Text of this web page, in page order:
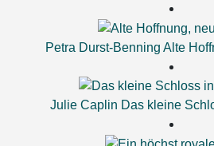
Petra Durst-Benning Alte
Julie Caplin Das kleine